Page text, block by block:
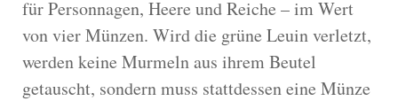
für Personnagen, Heere und Reiche – im Wert
von vier Münzen. Wird die grüne Leuin verletzt,
werden keine Murmeln aus ihrem Beutel
getauscht, sondern muss stattdessen eine Münze